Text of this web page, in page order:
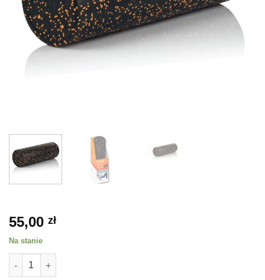
55,00 zł
Na stanie
ilość Roller Standard Wałek Rehabilitacyjny QMED